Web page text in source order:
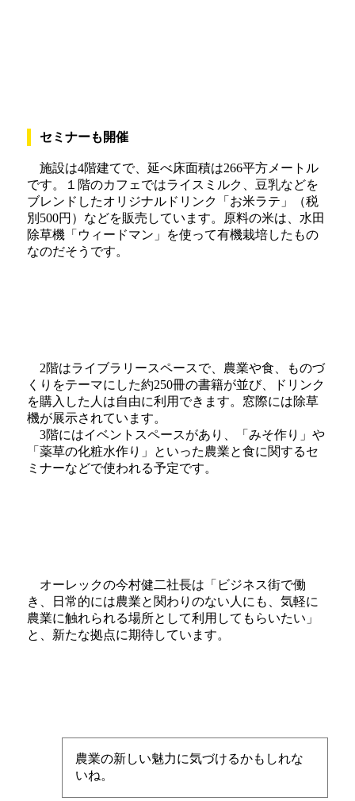
セミナーも開催
施設は4階建てで、延べ床面積は266平方メートル
です。１階のカフェではライスミルク、豆乳などを
ブレンドしたオリジナルドリンク「お米ラテ」（税
別500円）などを販売しています。原料の米は、水田
除草機「ウィードマン」を使って有機栽培したもの
なのだそうです。
2階はライブラリースペースで、農業や食、ものづ
くりをテーマにした約250冊の書籍が並び、ドリンク
を購入した人は自由に利用できます。窓際には除草
機が展示されています。
3階にはイベントスペースがあり、「みそ作り」や
「薬草の化粧水作り」といった農業と食に関するセ
ミナーなどで使われる予定です。
オーレックの今村健二社長は「ビジネス街で働
き、日常的には農業と関わりのない人にも、気軽に
農業に触れられる場所として利用してもらいたい」
と、新たな拠点に期待しています。
農業の新しい魅力に気づけるかもしれな
いね。